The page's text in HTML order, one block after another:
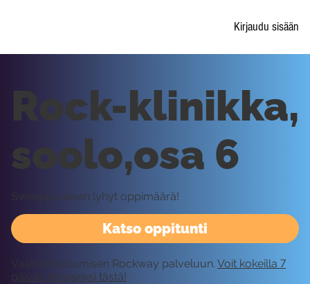
Kirjaudu sisään
Katso oppitunti
Rock-klinikka,
soolo,osa 6
Sweeppauksen lyhyt oppimäärä!
Vaatii kirjautumisen Rockway palveluun. Voit kokeilla 7
päivää ilmaiseksi tästä!